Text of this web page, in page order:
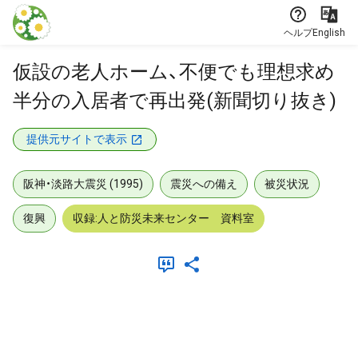
本文に飛ぶ
ヘルプEnglish
仮設の老人ホーム、不便でも理想求め
半分の入居者で再出発(新聞切り抜き)
提供元サイトで表示
阪神・淡路大震災 (1995) 震災への備え 被災状況
復興 収録:人と防災未来センター 資料室